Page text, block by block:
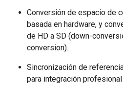
Conversión de espacio de
basada en hardware, y
de HD a SD (down-
conversion).
Sincronización de
para integración